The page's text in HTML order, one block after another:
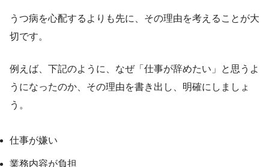
うつ病を心配するよりも先に、その理由を考えることが大
切です。
例えば、下記のように、なぜ「仕事が辞めたい」と思うよ
うになったのか、その理由を書き出し、明確にしましょ
う。
仕事が嫌い
業務内容が負担